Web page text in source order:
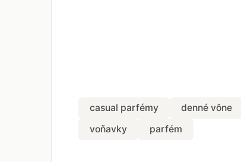
casual parfémy denné vône
voňavky
parfém